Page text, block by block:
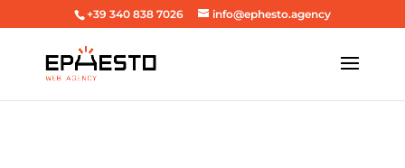
+39 340 838 7026 info@ephesto.agency